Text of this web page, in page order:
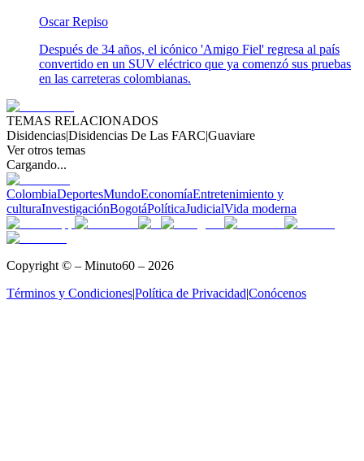
Oscar Repiso
Después de 34 años, el icónico 'Amigo Fiel' regresa al país
convertido en un SUV eléctrico que ya comenzó sus pruebas
en las carreteras colombianas.
TEMAS RELACIONADOS
Disidencias|Disidencias De Las FARC|Guaviare
Ver otros temas
Cargando...
ColombiaDeportesMundoEconomíaEntretenimiento y
culturaInvestigaciónBogotáPolíticaJudicialVida moderna
Copyright © – Minuto60 – 2026
Términos y Condiciones|Política de Privacidad|Conócenos